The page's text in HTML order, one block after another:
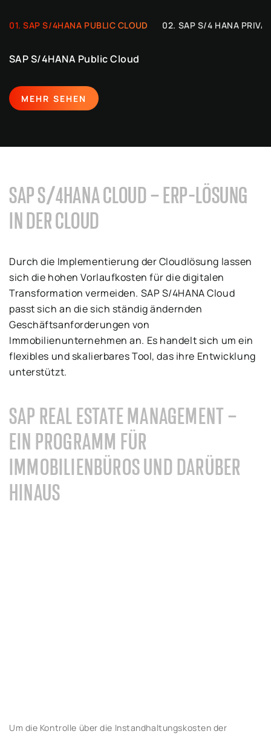
SAP S/4HANA PUBLIC CLOUD SAP S/4 HANA
SAP S/4HANA Public Cloud
MEHR SEHEN
SAP S/4HANA CLOUD – ERP-LÖSUNG
IN DER CLOUD
Durch die Implementierung der Cloudlösung lassen
sich die hohen Vorlaufkosten für die digitalen
Transformation vermeiden. SAP S/4HANA Cloud
passt sich an die sich ständig ändernden
Geschäftsanforderungen von
Immobilienunternehmen an. Es handelt sich um ein
flexibles und skalierbares Tool, das ihre Entwicklung
unterstützt.
SAP REAL ESTATE MANAGEMENT –
EIN PROGRAMM FÜR
IMMOBILIENBÜROS UND DARÜBER
HINAUS
Um die Kontrolle über die Instandhaltungskosten der